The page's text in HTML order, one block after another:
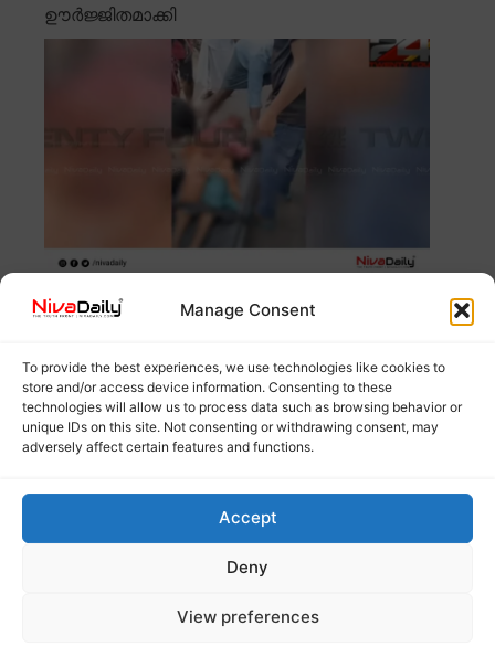
Manage Consent
To provide the best experiences, we use technologies like cookies to
store and/or access device information. Consenting to these
technologies will allow us to process data such as browsing behavior or
unique IDs on this site. Not consenting or withdrawing consent, may
adversely affect certain features and functions.
Accept
Deny
View preferences
ഊർജ്ജിതമാക്കി
തിരുവനന്തപുരം വെഞ്ഞാറമൂട്ടിൽ വയോധികയെ
ക്രൂരമായി ആക്രമിച്ച് പെരുവഴിയിൽ ഉപേക്ഷിച്ചു.
ക്രിസ്മസ് സമ്മാനം; ക്ഷേമ പെൻഷൻ
വിതരണം 15 മുതൽ